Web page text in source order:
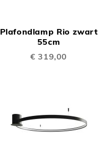
Plafondlamp Rio zwart
55cm
€ 319,00